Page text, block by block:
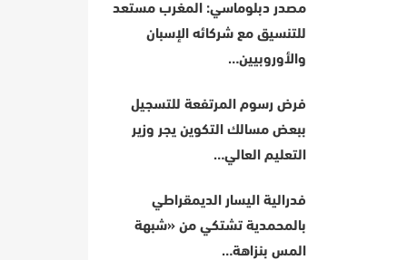
مصدر دبلوماسي: المغرب مستعد
للتنسيق مع شركائه الإسبان
والأوروبيين…
فرض رسوم المرتفعة للتسجيل
ببعض مسالك التكوين يجر وزير
التعليم العالي…
فدرالية اليسار الديمقراطي
بالمحمدية تشتكي من «شبهة
المس بنزاهة…